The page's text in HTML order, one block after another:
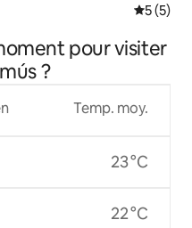
5 (5)
pour visiter
?
Temp. moy.
23 °C
22 °C